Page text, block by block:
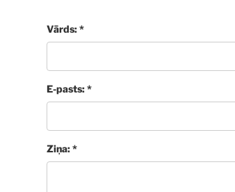
Vārds: *
E-pasts: *
Ziņa: *